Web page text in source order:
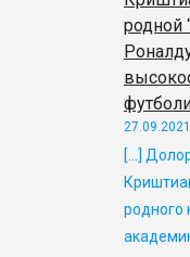
родной
27.09.2021
[…]
родного